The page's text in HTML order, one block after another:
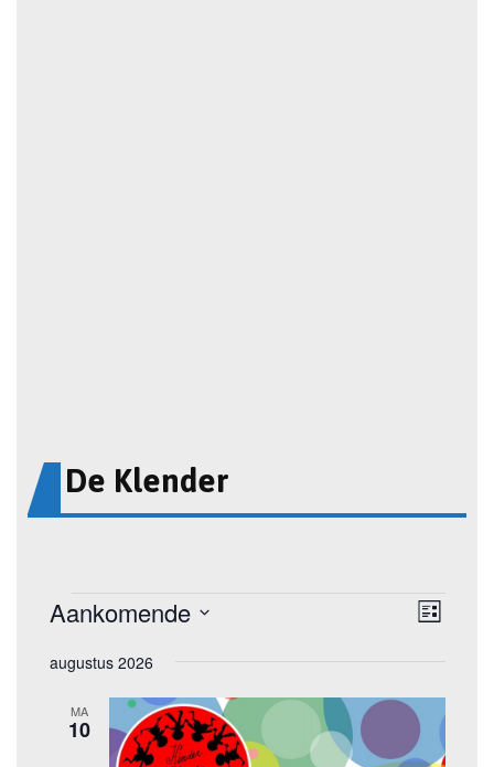
De Klender